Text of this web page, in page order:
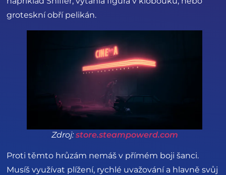
groteskní obří pelikán.
Zdroj:store.steampowerd.com
Proti těmto hrůzám nemáš v přímém boji šanci.
Musíš využívat plížení, rychlé uvažování a hlavně svůj